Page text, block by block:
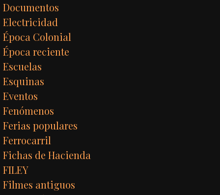
Documentos
Electricidad
Época Colonial
Época reciente
Escuelas
Esquinas
Eventos
Fenómenos
Ferias populares
Ferrocarril
Fichas de Hacienda
FILEY
Filmes antiguos